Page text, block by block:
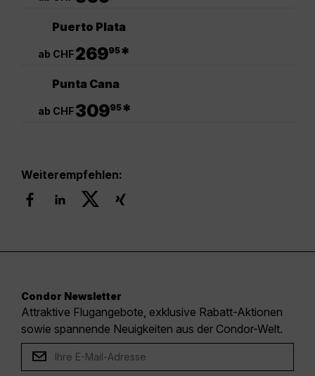
Puerto Plata
ab CHF26995*
Punta Cana
ab CHF30995*
Weiterempfehlen:
Condor Newsletter
Attraktive Flugangebote, exklusive Rabatt-Aktionen
sowie spannende Neuigkeiten aus der Condor-Welt.